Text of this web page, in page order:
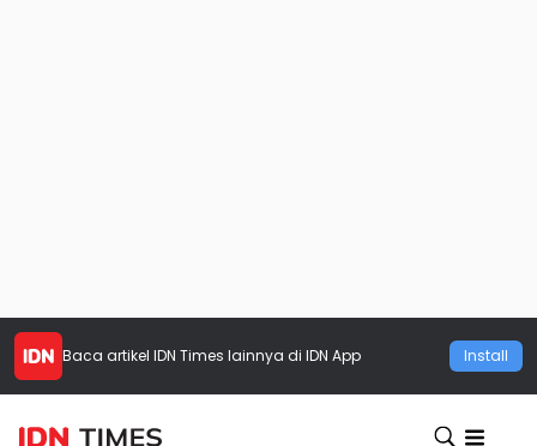
Baca artikel IDN Times lainnya di IDN App Install